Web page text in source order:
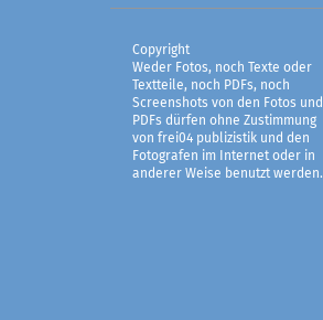
Copyright
Weder Fotos, noch Texte oder
Textteile, noch PDFs, noch
Screenshots von den Fotos und
PDFs dürfen ohne Zustimmung
von frei04 publizistik und den
Fotografen im Internet oder in
anderer Weise benutzt werden.